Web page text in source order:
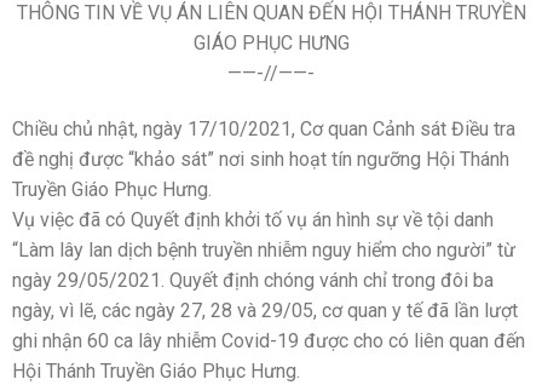
THÔNG TIN VỀ VỤ ÁN LIÊN QUAN ĐẾN HỘI THÁNH TRUYỀN
GIÁO PHỤC HƯNG
——-//——-
Chiều chủ nhật, ngày 17/10/2021, Cơ quan Cảnh sát Điều tra
đề nghị được “khảo sát” nơi sinh hoạt tín ngưỡng Hội Thánh
Truyền Giáo Phục Hưng.
Vụ việc đã có Quyết định khởi tố vụ án hình sự về tội danh
“Làm lây lan dịch bệnh truyền nhiễm nguy hiểm cho người” từ
ngày 29/05/2021. Quyết định chóng vánh chỉ trong đôi ba
ngày, vì lẽ, các ngày 27, 28 và 29/05, cơ quan y tế đã lần lượt
ghi nhận 60 ca lây nhiễm Covid-19 được cho có liên quan đến
Hội Thánh Truyền Giáo Phục Hưng.